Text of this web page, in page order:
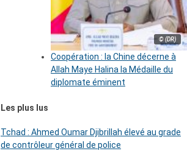
© (DR)
Coopération : la Chine décerne à
Allah Maye Halina la Médaille du
diplomate éminent
Les plus lus
Tchad : Ahmed Oumar Djibrillah élevé au grade
de contrôleur général de police